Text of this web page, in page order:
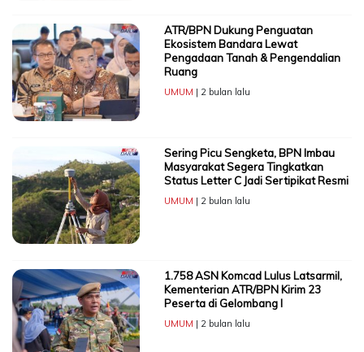
ATR/BPN Dukung Penguatan
Ekosistem Bandara Lewat
Pengadaan Tanah & Pengendalian
Ruang
UMUM | 2 bulan lalu
Sering Picu Sengketa, BPN Imbau
Masyarakat Segera Tingkatkan
Status Letter C Jadi Sertipikat Resmi
UMUM | 2 bulan lalu
1.758 ASN Komcad Lulus Latsarmil,
Kementerian ATR/BPN Kirim 23
Peserta di Gelombang I
UMUM | 2 bulan lalu